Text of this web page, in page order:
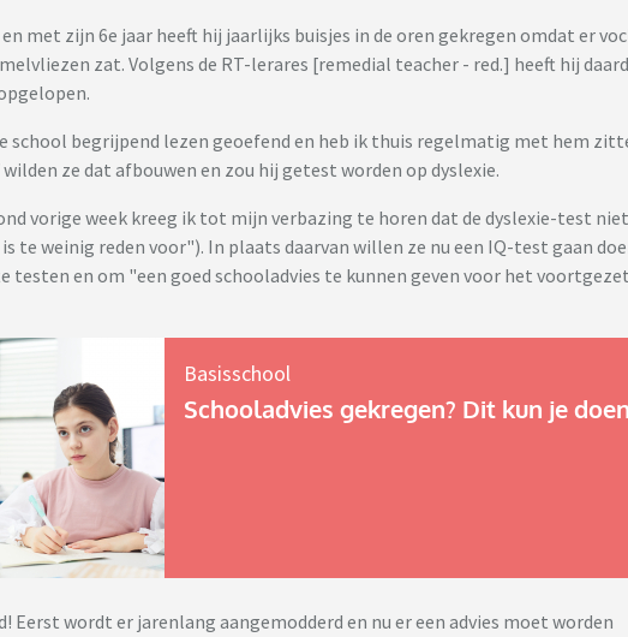
met zijn 6e jaar heeft hij jaarlijks buisjes in de oren gekregen omdat er
zat. Volgens de RT-lerares [remedial teacher - red.] heeft hij
school begrijpend lezen geoefend en heb ik thuis regelmatig met hem
ze dat afbouwen en zou hij getest worden op dyslexie.
vorige week kreeg ik tot mijn verbazing te horen dat de dyslexie-test niet
te weinig reden voor"). In plaats daarvan willen ze nu een IQ-test gaan
testen en om "een goed schooladvies te kunnen geven voor het voortgezet
Basisschool
Schooladvies gekregen? Dit kun je doen
Eerst wordt er jarenlang aangemodderd en nu er een advies moet worden